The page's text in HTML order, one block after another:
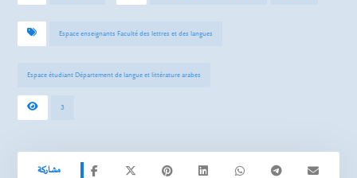
Espace enseignants Faculté des lettres et des langues
Espace étudiant Département de langue et littérature arabes
3